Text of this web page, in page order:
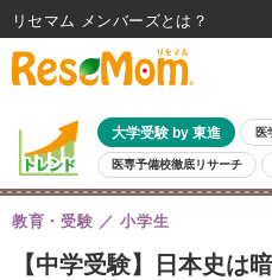
大学受験 by 東進 医
医専予備校徹底リサーチ
親子で考える大学選び 高校受験
共通テスト 夏休み
8月開催イベント・WS 全国公立高校 過
【中学受験】日本史は
教育・受験 小学生
リセマム メンバーズ